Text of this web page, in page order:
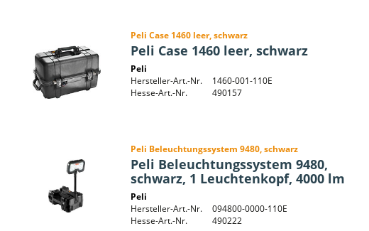
Peli Case 1460 leer, schwarz
Peli Case 1460 leer, schwarz
Peli
Hersteller-Art.-Nr.
1460-001-110E
Hesse-Art.-Nr.
490157
Peli Beleuchtungssystem 9480, schwarz
Peli Beleuchtungssystem 9480,
schwarz, 1 Leuchtenkopf, 4000 lm
Peli
Hersteller-Art.-Nr.
094800-0000-110E
Hesse-Art.-Nr.
490222